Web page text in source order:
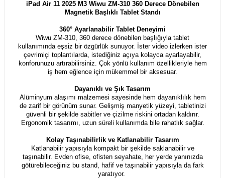
iPad Air 11 2025 M3 Wiwu ZM-310 360 Derece Dönebilen
Magnetik Başlıklı Tablet Standı
360° Ayarlanabilir Tablet Deneyimi
Wiwu ZM-310, 360 derece dönebilen başlığıyla tablet
kullanımında eşsiz bir özgürlük sunuyor. İster video izlerken ister
çevrimiçi toplantılarda, istediğiniz açıya kolayca ayarlayabilir,
konforunuzu artırabilirsiniz. Çok yönlü kullanım özellikleriyle hem
iş hem eğlence için mükemmel bir aksesuar.
Dayanıklı ve Şık Tasarım
Alüminyum alaşımı malzemesi sayesinde hem dayanıklılık hem
de zarif bir görünüm sunar. Gelişmiş manyetik yüzeyi, tabletinizi
güvenli bir şekilde sabitler ve çizilme riskini ortadan kaldırır.
Ergonomik tasarımı, uzun süreli kullanımda bile rahatlık sağlar.
Kolay Taşınabilirlik ve Katlanabilir Tasarım
Katlanabilir yapısıyla kompakt bir şekilde saklanabilir ve
taşınabilir. Evden ofise, ofisten seyahate, her yerde yanınızda
götürebileceğiniz bu stand, hafif ve taşınabilir yapısıyla da fark
yaratıyor.